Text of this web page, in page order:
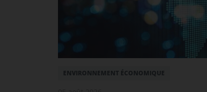
ENVIRONNEMENT ÉCONOMIQUE